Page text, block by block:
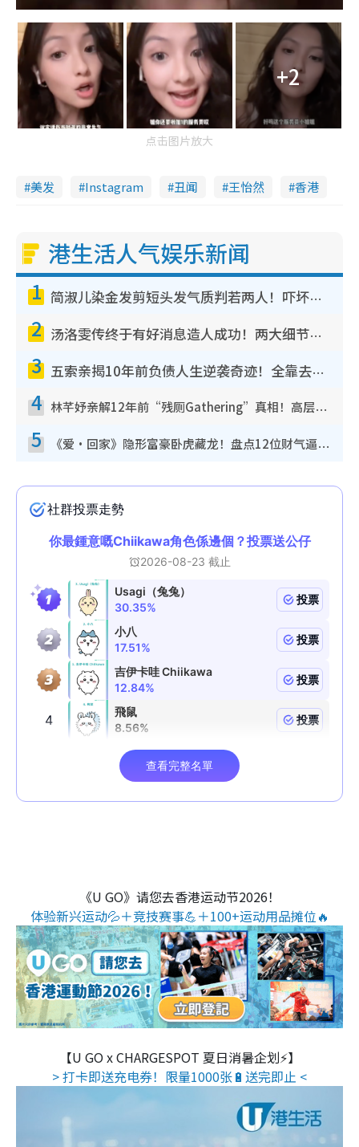
+2
点击图片放大
美发 Instagram 丑闻 王怡然 香港
港生活人气娱乐新闻
1 简淑儿染金发剪短头发气质判若两人！吓坏老公麦大力都认不出：“你做什么？”
2 汤洛雯传终于有好消息造人成功！两大细节曝孕味极浓引猜测：大肚婆先会咁！
3 五索亲揭10年前负债人生逆袭奇迹！全靠去一地方转运后即遇上马先生
4 林芊妤亲解12年前“残厕Gathering”真相！高层解约一句话重创尊严，至今拒返TVB
5 《爱·回家》隐形富豪卧虎藏龙！盘点12位财气逼人的有钱艺人：这位美女3亿身家不愁做
《U GO》请您去香港运动节2026！
体验新兴运动💦＋竞技赛事💪＋100+运动用品摊位🔥
【U GO x CHARGESPOT 夏日消暑企划⚡】
> 打卡即送充电券！限量1000张🔋送完即止 <